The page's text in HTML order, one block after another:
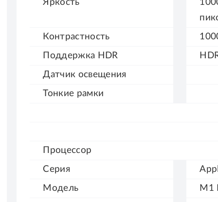
Яркость
Контрастность
Поддержка HDR
Датчик освещения
Тонкие рамки
Процессор
Серия
Модель M1